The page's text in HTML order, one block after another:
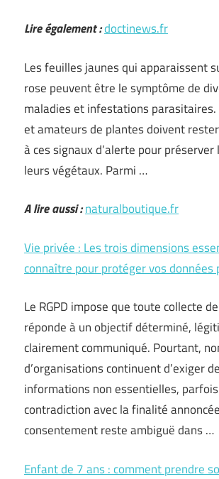
Lire également :doctinews.fr
Les feuilles jaunes qui apparaissent
rose peuvent être le symptôme de
maladies et infestations
et amateurs de plantes doivent
à ces signaux d’alerte pour préserver
leurs végétaux. Parmi …
A lire aussi :naturalboutique.fr
Vie privée : Les trois dimensions
connaître pour protéger vos données
Le RGPD impose que toute collecte
réponde à un objectif déterminé,
clairement communiqué. Pourtant,
d’organisations continuent d’exiger
informations non essentielles,
contradiction avec la finalité
consentement reste ambiguë dans …
Enfant de 7 ans : comment prendre